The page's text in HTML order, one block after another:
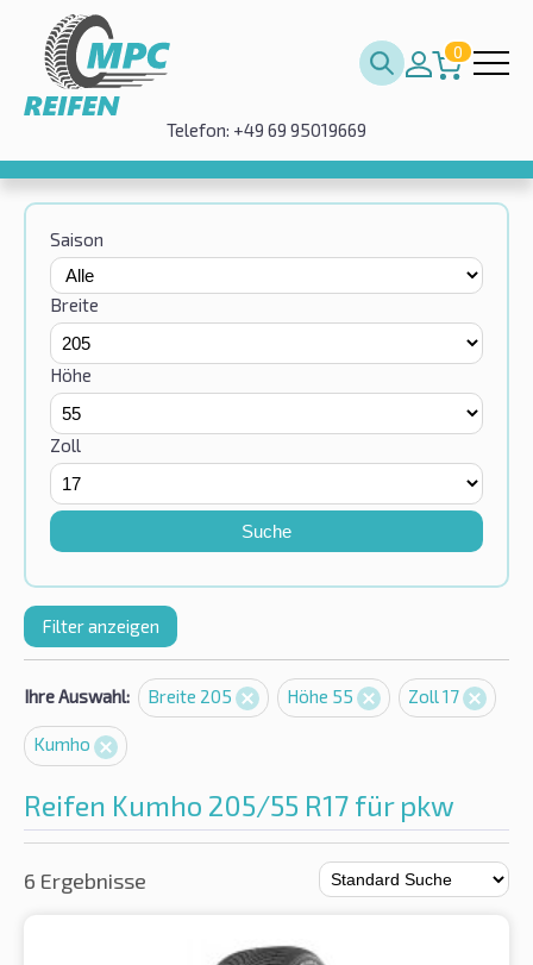
0
Telefon: +49 69 95019669
Saison
Breite
Höhe
Zoll
Suche
Filter anzeigen
Ihre Auswahl: Breite 205 Höhe 55 Zoll 17
Kumho
Reifen Kumho 205/55 R17 für pkw
6 Ergebnisse